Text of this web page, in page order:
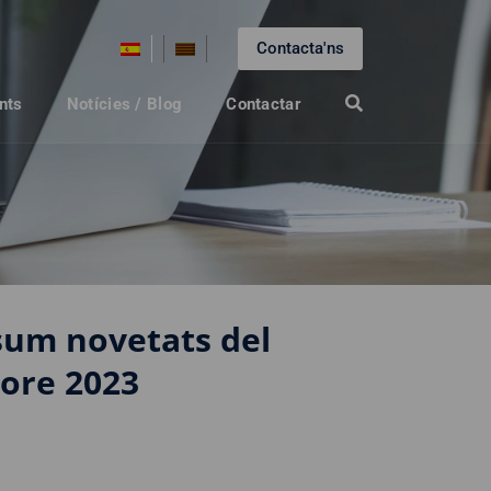
Contacta'ns
Notícies / Blog Contactar
novetats del
2023